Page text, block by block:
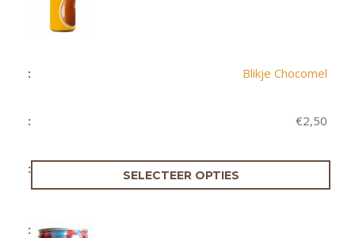
Blikje Chocomel
€2,50
SELECTEER OPTIES